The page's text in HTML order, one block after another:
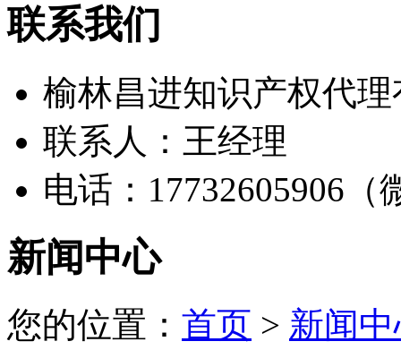
联系我们
榆林昌进知识产权代
联系人：王经理
电话：17732605906（
新闻中心
您的位置： 首页 > 新闻